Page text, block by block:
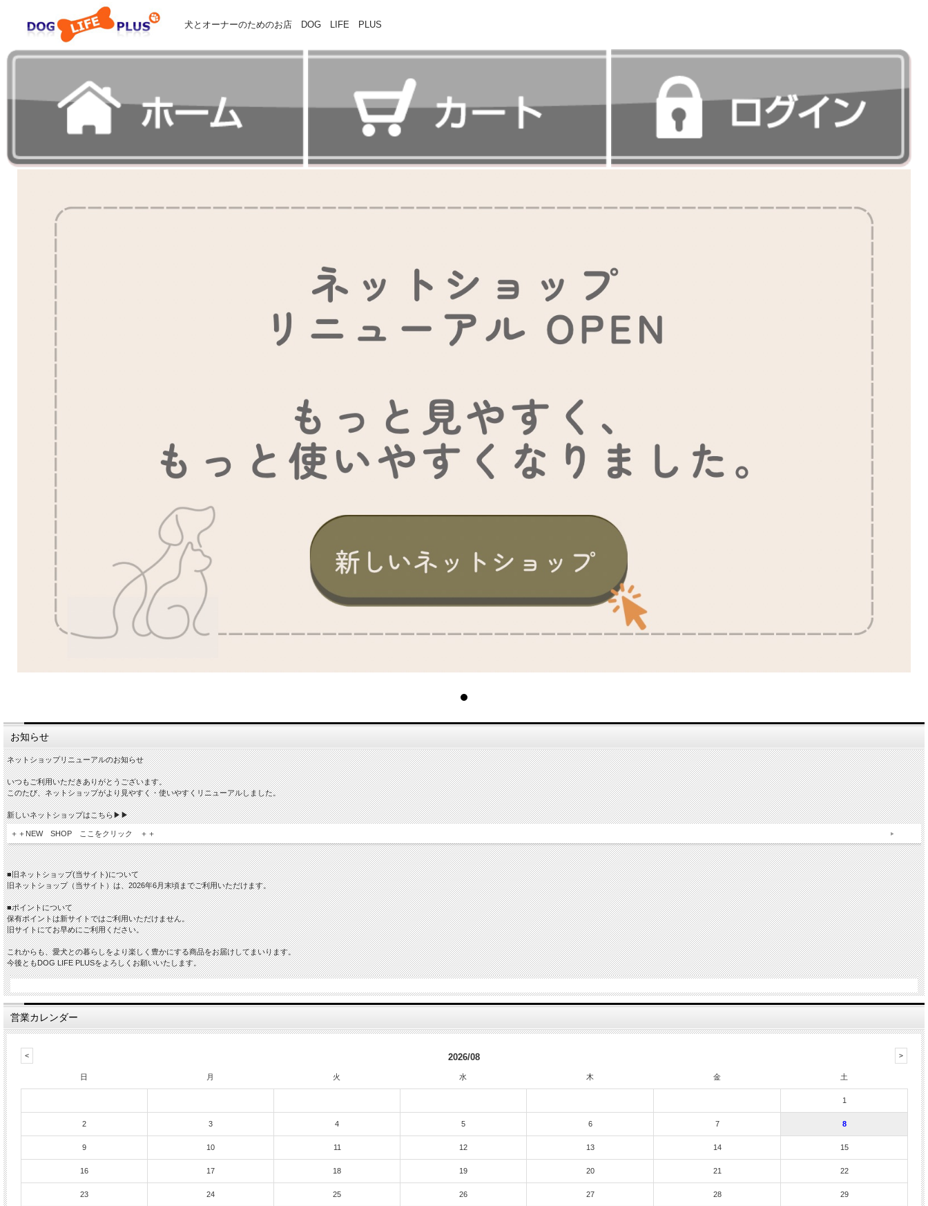
犬とオーナーのためのお店 DOG LIFE PLUS
お知らせ
ネットショップリニューアルのお知らせ
いつもご利用いただきありがとうございます。
このたび、ネットショップがより見やすく・使いやすくリニューアルしました。
新しいネットショップはこちら▶▶
＋＋NEW SHOP ここをクリック ＋＋
■旧ネットショップ(当サイト)について
旧ネットショップ（当サイト）は、2026年6月末頃までご利用いただけます。
■ポイントについて
保有ポイントは新サイトではご利用いただけません。
旧サイトにてお早めにご利用ください。
これからも、愛犬との暮らしをより楽しく豊かにする商品をお届けしてまいります。
今後ともDOG LIFE PLUSをよろしくお願いいたします。
営業カレンダー
2026/08
日 月 火 水 木 金 土
1
2 3 4 5 6 7 8
9 10 11 12 13 14 15
16 17 18 19 20 21 22
23 24 25 26 27 28 29